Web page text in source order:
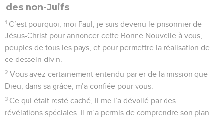
des non-Juifs
1 C’est pourquoi, moi Paul, je suis devenu le prisonnier de
Jésus-Christ pour annoncer cette Bonne Nouvelle à vous,
peuples de tous les pays, et pour permettre la réalisation de
ce dessein divin.
2 Vous avez certainement entendu parler de la mission que
Dieu, dans sa grâce, m’a confiée pour vous.
3 Ce qui était resté caché, il me l’a dévoilé par des
révélations spéciales. Il m’a permis de comprendre son plan